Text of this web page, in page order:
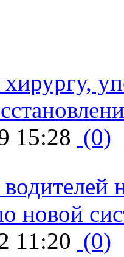
хирургу,
15:28 (0)
новой
11:20 (0)